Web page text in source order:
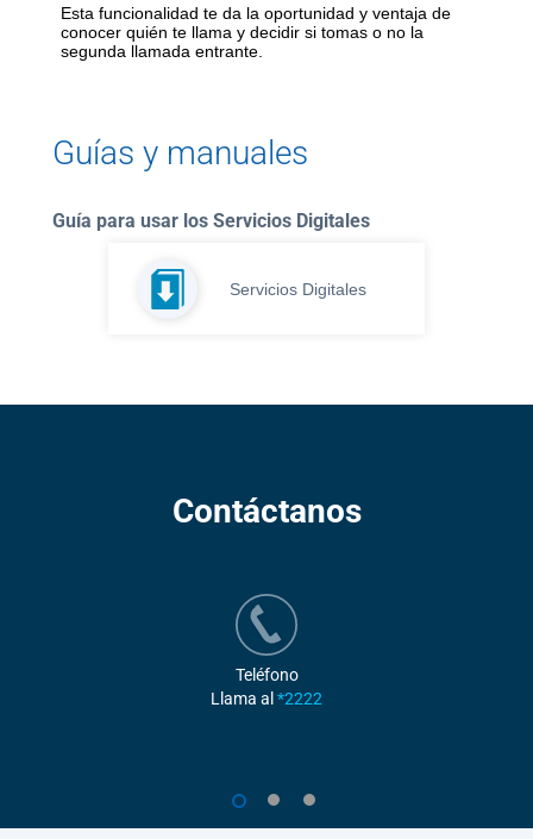
Paga
Telmex
Esta funcionalidad te da la oportunidad y ventaja de
conocer quién te llama y decidir si tomas o no la
segunda llamada entrante.
Guías y manuales
Guía para usar los Servicios Digitales
Servicios Digitales
Contáctanos
Teléfono
Llama al *2222
1